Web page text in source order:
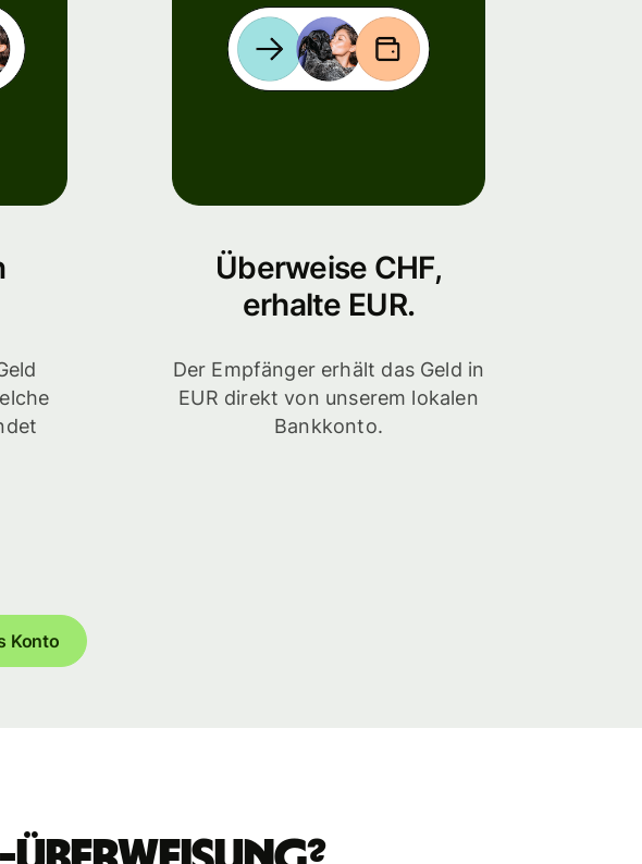
Überweise CHF,
erhalte EUR.
Der Empfänger erhält das Geld in
EUR direkt von unserem lokalen
Bankkonto.
Konto